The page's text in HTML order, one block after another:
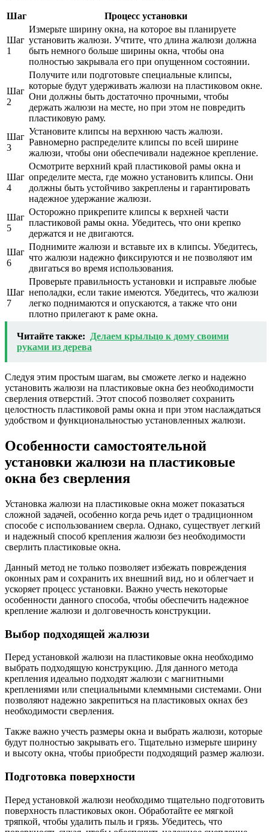
Шаг Процесс установки
Шаг
1
Измерьте ширину окна, на которое вы планируете
установить жалюзи. Учтите, что длина жалюзи должна
быть немного больше ширины окна, чтобы она
полностью закрывала его при опущенном состоянии.
Шаг
2
Получите или подготовьте специальные клипсы,
которые будут удерживать жалюзи на пластиковом окне.
Они должны быть достаточно прочными, чтобы
держать жалюзи на месте, но при этом не повредить
пластиковую раму.
Шаг
3
Установите клипсы на верхнюю часть жалюзи.
Равномерно распределите клипсы по всей ширине
жалюзи, чтобы они обеспечивали надежное крепление.
Шаг
4
Осмотрите верхний край пластиковой рамы окна и
определите места, где можно установить клипсы. Они
должны быть устойчиво закреплены и гарантировать
надежное удержание жалюзи.
Шаг
5
Осторожно прикрепите клипсы к верхней части
пластиковой рамы окна. Убедитесь, что они крепко
держатся и не двигаются.
Шаг
6
Поднимите жалюзи и вставьте их в клипсы. Убедитесь,
что жалюзи надежно фиксируются и не позволяют им
двигаться во время использования.
Шаг
7
Проверьте правильность установки и исправьте любые
неполадки, если такие имеются. Убедитесь, что жалюзи
легко поднимаются и опускаются, а также что они
плотно прилегают к раме окна.
Читайте также:
Делаем крыльцо к дому своими
руками из дерева
Следуя этим простым шагам, вы сможете легко и надежно
установить жалюзи на пластиковые окна без необходимости
сверления отверстий. Этот способ позволяет сохранить
целостность пластиковой рамы окна и при этом наслаждаться
удобством и функциональностью установленных жалюзи.
Особенности самостоятельной
установки жалюзи на пластиковые
окна без сверления
Установка жалюзи на пластиковые окна может показаться
сложной задачей, особенно когда речь идет о традиционном
способе с использованием сверла. Однако, существует легкий
и надежный способ крепления жалюзи без необходимости
сверлить пластиковые окна.
Данный метод не только позволяет избежать повреждения
оконных рам и сохранить их внешний вид, но и облегчает и
ускоряет процесс установки. Важно учесть некоторые
особенности данного способа, чтобы обеспечить надежное
крепление жалюзи и долговечность конструкции.
Выбор подходящей жалюзи
Перед установкой жалюзи на пластиковые окна необходимо
выбрать подходящую конструкцию. Для данного метода
крепления идеально подходят жалюзи с магнитными
креплениями или специальными клеммными системами. Они
позволяют надежно закрепиться на пластиковых окнах без
необходимости сверления.
Также важно учесть размеры окна и выбрать жалюзи, которые
будут полностью закрывать его. Тщательно измерьте ширину
и высоту окна, чтобы приобрести подходящий размер жалюзи.
Подготовка поверхности
Перед установкой жалюзи необходимо тщательно подготовить
поверхность пластиковых окон. Обработайте ее мягкой
тряпкой, чтобы удалить пыль и грязь. Убедитесь, что